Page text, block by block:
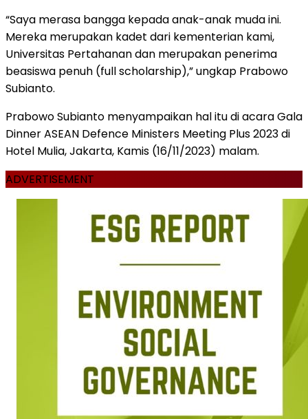
“Saya merasa bangga kepada anak-anak muda ini.
Mereka merupakan kadet dari kementerian kami,
Universitas Pertahanan dan merupakan penerima
beasiswa penuh (full scholarship),” ungkap Prabowo
Subianto.
Prabowo Subianto menyampaikan hal itu di acara Gala
Dinner ASEAN Defence Ministers Meeting Plus 2023 di
Hotel Mulia, Jakarta, Kamis (16/11/2023) malam.
ADVERTISEMENT